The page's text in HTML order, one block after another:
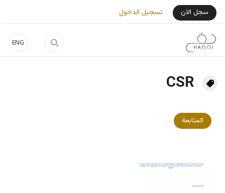
تجاوز إلى المحتوى الرئيسي
ENG
User Login Menu
سجل الان تسجيل الدخول
CSR
المتابعة